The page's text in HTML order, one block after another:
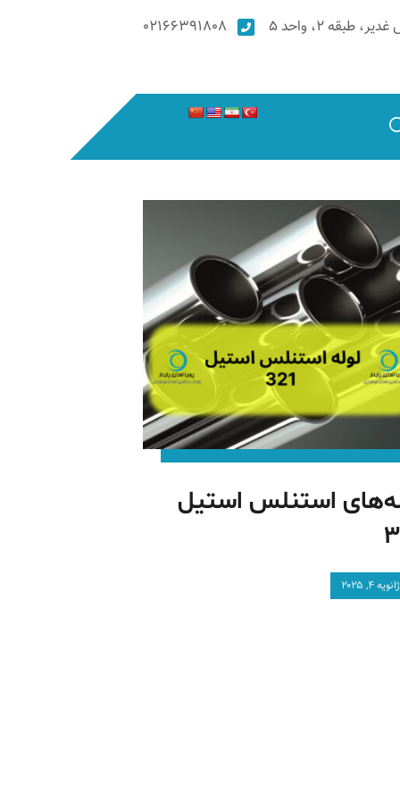
۰۲۱۶۶۳۹۱۸۰۸
استنلس استیل
ژانویه ۴, ۲۰۲۵